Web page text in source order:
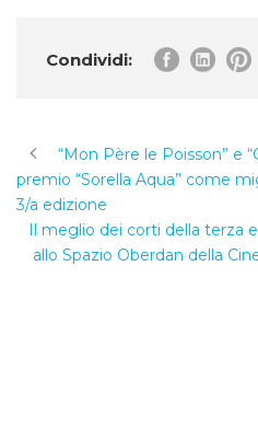
Condividi:
“Mon Père le Poisson” e
premio “Sorella Aqua” come
3/a edizione
Il meglio dei corti della terza
allo Spazio Oberdan della